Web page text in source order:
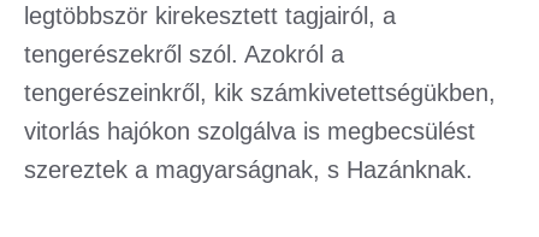
legtöbbször kirekesztett tagjairól, a
tengerészekről szól. Azokról a
tengerészeinkről, kik számkivetettségükben,
vitorlás hajókon szolgálva is megbecsülést
szereztek a magyarságnak, s Hazánknak.